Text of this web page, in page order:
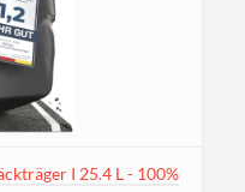
I 25.4 L - 100%